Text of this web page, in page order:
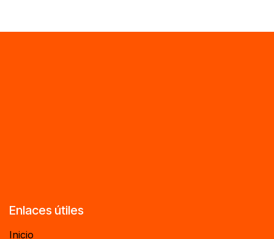
Enlaces útiles
Inicio